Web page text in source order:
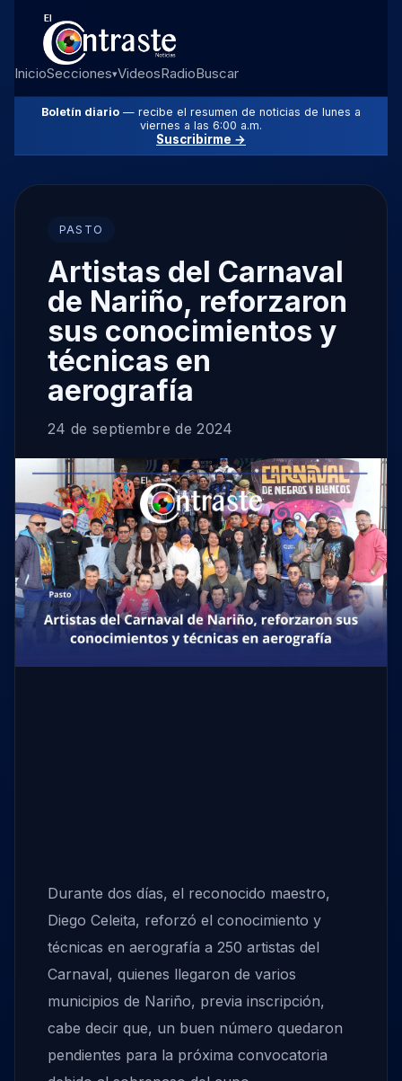
InicioSecciones▾VideosRadioBuscar
Boletín diario — recibe el resumen de noticias de lunes a
viernes a las 6:00 a.m.
Suscribirme →
PASTO
Artistas del Carnaval
de Nariño, reforzaron
sus conocimientos y
técnicas en
aerografía
24 de septiembre de 2024
Durante dos días, el reconocido maestro,
Diego Celeita, reforzó el conocimiento y
técnicas en aerografía a 250 artistas del
Carnaval, quienes llegaron de varios
municipios de Nariño, previa inscripción,
cabe decir que, un buen número quedaron
pendientes para la próxima convocatoria